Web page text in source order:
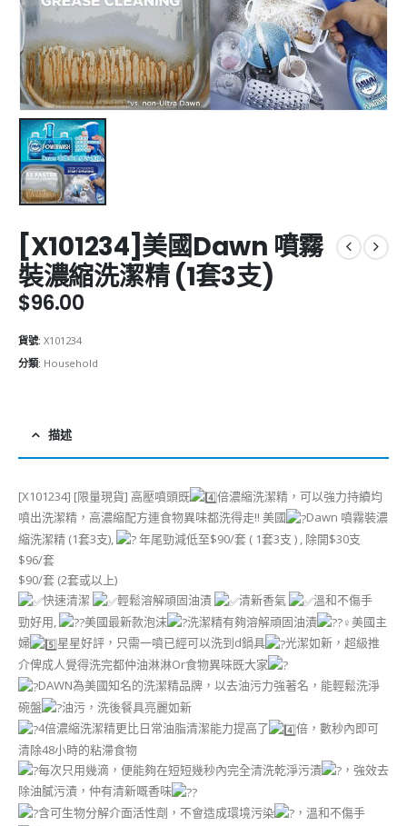
[X101234]美國Dawn 噴霧
裝濃縮洗潔精 (1套3支)
$96.00
貨號: X101234
分類: Household
描述
[X101234] [限量現貨] 高壓噴頭既
倍濃縮洗潔精，可以強力持續均
噴出洗潔精，高濃縮配方連食物異味都洗得走!! 美國
Dawn 噴霧裝濃
縮洗潔精 (1套3支),
年尾勁減低至$90/套 ( 1套3支 ) , 除開$30支
$96/套
$90/套 (2套或以上)
快速清潔
輕鬆溶解頑固油漬 清新香氣
溫和不傷手
勁好用,
美國最新款泡沫 洗潔精有夠溶解頑固油漬
美國主
婦
星星好評，只需一噴已經可以洗到d鍋具
光潔如新，超級推
介俾成人覺得洗完都仲油淋淋Or食物異味既大家
DAWN為美國知名的洗潔精品牌，以去油污力強著名，能輕鬆洗淨
碗盤
油污，洗後餐具亮麗如新
4倍濃縮洗潔精更比日常油脂清潔能力提高了
倍，數秒內即可
清除48小時的粘滯食物
每次只用幾滴，便能夠在短短幾秒內完全清洗乾淨污漬
，強效去
除油膩污漬，仲有清新嘅香味
含可生物分解介面活性劑，不會造成環境污染
，溫和不傷手